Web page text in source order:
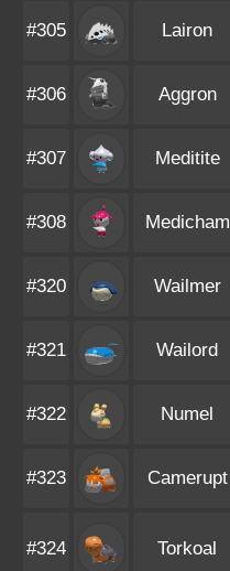
#305 Lairon
#306 Aggron
#307 Meditite
#308 Medicham
#320 Wailmer
#321 Wailord
#322 Numel
#323 Camerupt
#324 Torkoal